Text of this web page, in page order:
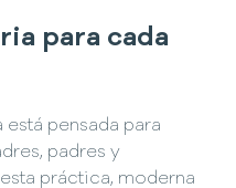
para cada
pensada para
padres y
práctica, moderna